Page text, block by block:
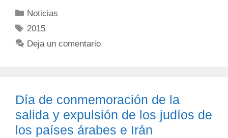
Noticias
2015
Deja un comentario
Día de conmemoración de la
salida y expulsión de los judíos de
los países árabes e Irán